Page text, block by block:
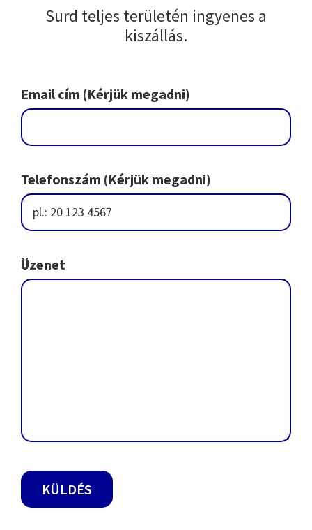
Surd teljes területén ingyenes a
kiszállás.
Email cím (Kérjük megadni)
Telefonszám (Kérjük megadni)
Üzenet